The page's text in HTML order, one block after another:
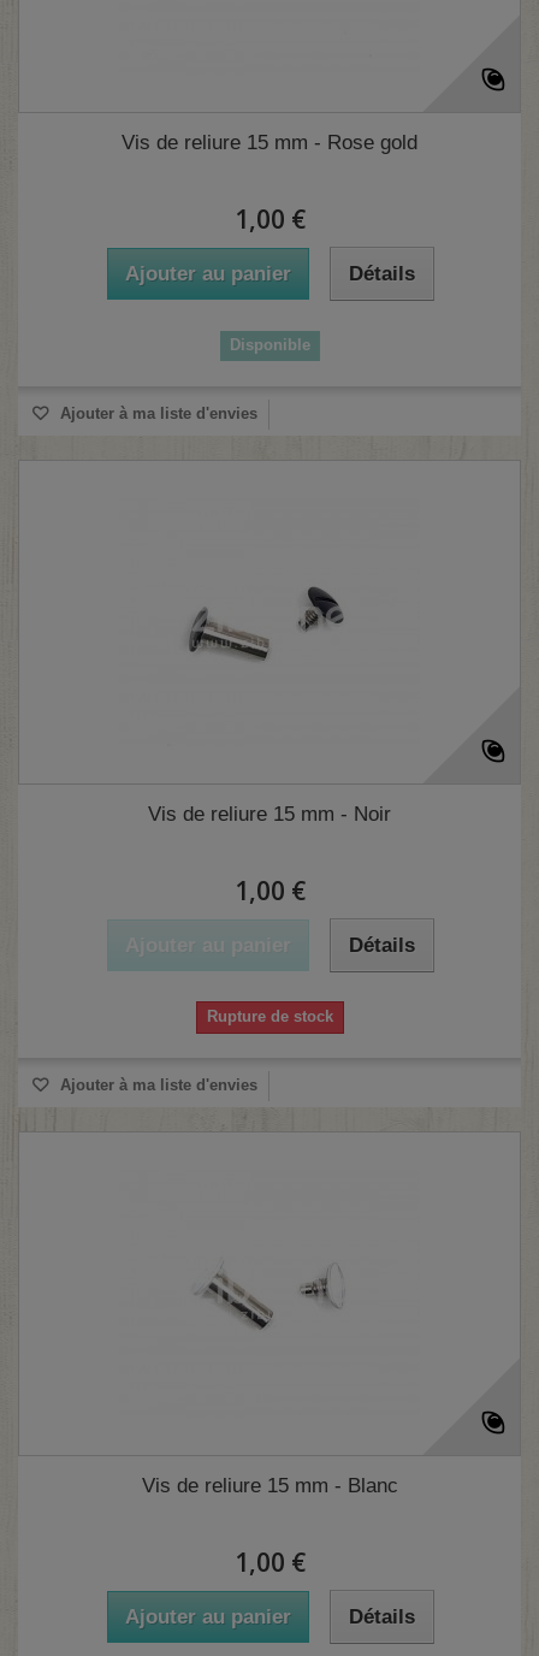
Vis de reliure 15 mm - Rose gold
1,00 €
Ajouter au panier Détails
Disponible
Ajouter à ma liste d'envies
Vis de reliure 15 mm - Noir
1,00 €
Ajouter au panier Détails
Rupture de stock
Ajouter à ma liste d'envies
Vis de reliure 15 mm - Blanc
1,00 €
Ajouter au panier Détails